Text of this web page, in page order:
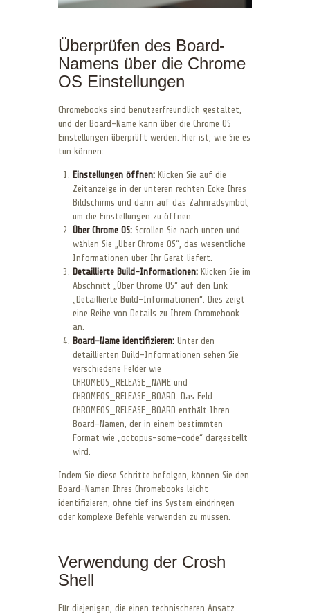
Überprüfen des Board-
Namens über die Chrome
OS Einstellungen
Chromebooks sind benutzerfreundlich gestaltet,
und der Board-Name kann über die Chrome OS
Einstellungen überprüft werden. Hier ist, wie Sie es
tun können:
Einstellungen öffnen: Klicken Sie auf die
Zeitanzeige in der unteren rechten Ecke Ihres
Bildschirms und dann auf das Zahnradsymbol,
um die Einstellungen zu öffnen.
Über Chrome OS: Scrollen Sie nach unten und
wählen Sie „Über Chrome OS“, das wesentliche
Informationen über Ihr Gerät liefert.
Detaillierte Build-Informationen: Klicken Sie im
Abschnitt „Über Chrome OS“ auf den Link
„Detaillierte Build-Informationen“. Dies zeigt
eine Reihe von Details zu Ihrem Chromebook
an.
Board-Name identifizieren: Unter den
detaillierten Build-Informationen sehen Sie
verschiedene Felder wie
CHROMEOS_RELEASE_NAME und
CHROMEOS_RELEASE_BOARD. Das Feld
CHROMEOS_RELEASE_BOARD enthält Ihren
Board-Namen, der in einem bestimmten
Format wie „octopus-some-code“ dargestellt
wird.
Indem Sie diese Schritte befolgen, können Sie den
Board-Namen Ihres Chromebooks leicht
identifizieren, ohne tief ins System eindringen
oder komplexe Befehle verwenden zu müssen.
Verwendung der Crosh
Shell
Für diejenigen, die einen technischeren Ansatz